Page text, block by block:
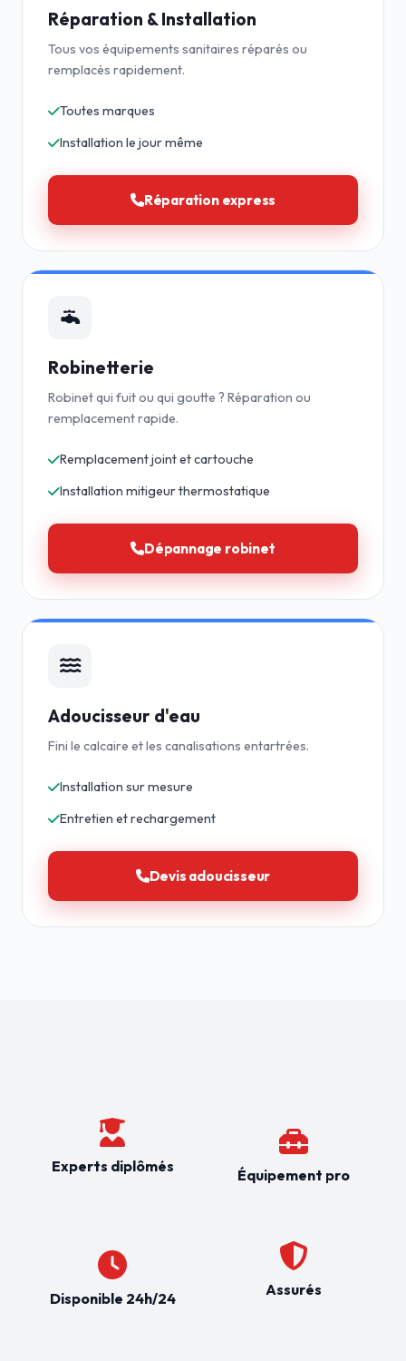
Réparation & Installation
Tous vos équipements sanitaires réparés ou
remplacés rapidement.
Toutes marques
Installation le jour même
Réparation express
Robinetterie
Robinet qui fuit ou qui goutte ? Réparation ou
remplacement rapide.
Remplacement joint et cartouche
Installation mitigeur thermostatique
Dépannage robinet
Adoucisseur d'eau
Fini le calcaire et les canalisations entartrées.
Installation sur mesure
Entretien et rechargement
Devis adoucisseur
Experts diplômés
Disponible 24h/24
Équipement pro
Assurés